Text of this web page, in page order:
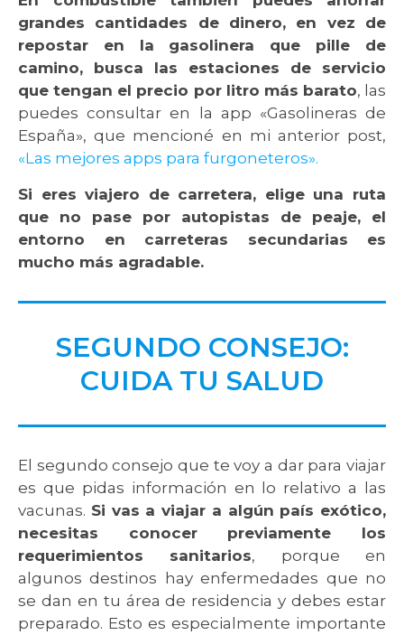
grandes cantidades de dinero, en vez de
repostar en la gasolinera que pille de
camino, busca las estaciones de servicio
que tengan el precio por litro más barato, las
puedes consultar en la app «Gasolineras de
España», que mencioné en mi anterior post,
«Las mejores apps para furgoneteros».
Si eres viajero de carretera, elige una ruta
que no pase por autopistas de peaje, el
entorno en carreteras secundarias es
mucho más agradable.
SEGUNDO CONSEJO:
CUIDA TU SALUD
El segundo consejo que te voy a dar para viajar
es que pidas información en lo relativo a las
vacunas. Si vas a viajar a algún país exótico,
necesitas conocer previamente los
requerimientos sanitarios, porque en
algunos destinos hay enfermedades que no
se dan en tu área de residencia y debes estar
preparado. Esto es especialmente importante